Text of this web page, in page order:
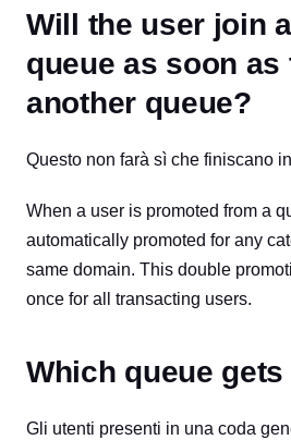
Will the user join
queue as soon as
another queue?
Questo non farà sì che finiscano
When a user is promoted from a
automatically promoted for any
same domain. This double
once for all transacting users.
Which queue
Gli utenti presenti in una coda